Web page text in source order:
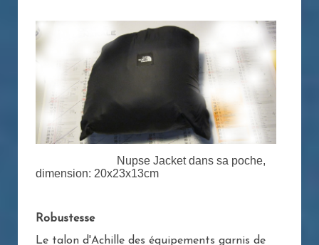
Nupse Jacket dans sa poche,
dimension: 20x23x13cm
Robustesse
Le talon d'Achille des équipements garnis de